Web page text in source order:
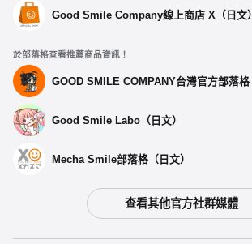
Good Smile Company線上商店 X（日文）
於部落格查看推薦商品資訊！
GOOD SMILE COMPANY台灣官方部落格
Good Smile Labo（日文）
Mecha Smile部落格（日文）
查看其他官方社群媒體